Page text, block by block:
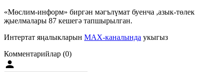
«Мөслим-информ» биргән мәгълүмат буенча ,азык-төлек
җыелмалары 87 кешегә тапшырылган.
Интертат яңалыкларын MAX-каналында укыгыз
Комментарийлар (0)